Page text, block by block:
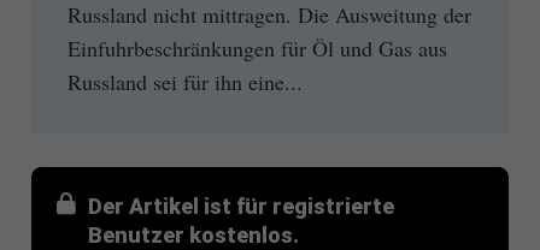
Russland nicht mittragen. Die Ausweitung der
Einfuhrbeschränkungen für Öl und Gas aus
Russland sei für ihn eine...
Der Artikel ist für registrierte
Benutzer kostenlos.